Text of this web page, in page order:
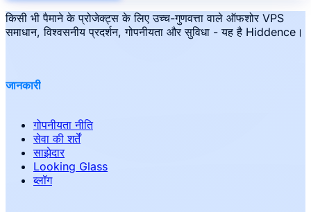
किसी भी पैमाने के प्रोजेक्ट्स के लिए उच्च-गुणवत्ता वाले ऑफशोर VPS
समाधान, विश्वसनीय प्रदर्शन, गोपनीयता और सुविधा - यह है Hiddence।
जानकारी
गोपनीयता नीति
सेवा की शर्तें
साझेदार
Looking Glass
ब्लॉग